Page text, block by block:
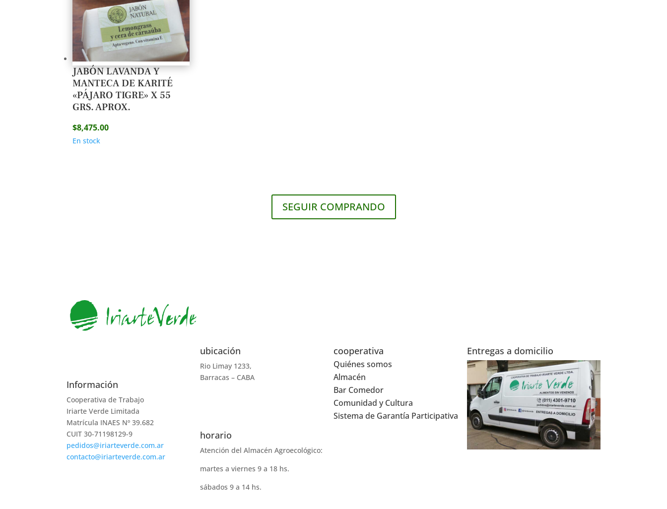
JABÓN LAVANDA Y
MANTECA DE KARITÉ
«PÁJARO TIGRE» X 55
GRS. APROX.
$8,475.00
En stock
SEGUIR COMPRANDO
Información
Cooperativa de Trabajo
Iriarte Verde Limitada
Matrícula INAES Nº 39.682
CUIT 30-71198129-9
pedidos@iriarteverde.com.ar
contacto@iriarteverde.com.ar
ubicación
Rio Limay 1233,
Barracas – CABA
horario
Atención del Almacén Agroecológico:
martes a viernes 9 a 18 hs.
sábados 9 a 14 hs.
cooperativa
Quiénes somos
Almacén
Bar Comedor
Comunidad y Cultura
Sistema de Garantía Participativa
Entregas a domicilio